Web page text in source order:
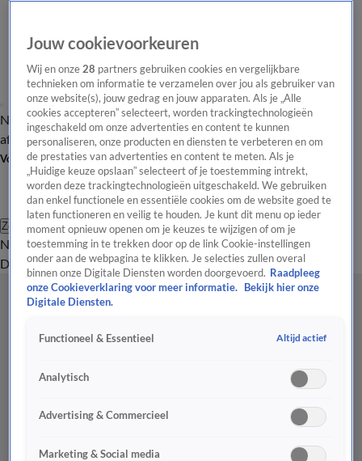
Nieuws van de DagOpinie van de Dag Onze categorieën Laatste
afleveringVideo's Nieuws van de Dag Podcast
Volg Nieuws van de Dag
Zoeken
Nieuws van de DagOpinie van de
Dag
Video'sUitzendingen PodcastPanelContact
Jouw cookievoorkeuren
Wij en onze28 partners gebruiken cookies en vergelijkbare
technieken om informatie te verzamelen over jou als gebruiker van
onze website(s), jouw gedrag en jouw apparaten. Als je „Alle
cookies accepteren” selecteert, worden trackingtechnologieën
ingeschakeld om onze advertenties en content te kunnen
personaliseren, onze producten en diensten te verbeteren en om
de prestaties van advertenties en content te meten. Als je
„Huidige keuze opslaan” selecteert of je toestemming intrekt,
worden deze trackingtechnologieën uitgeschakeld. We gebruiken
dan enkel functionele en essentiële cookies om de website goed te
laten functioneren en veilig te houden. Je kunt dit menu op ieder
moment opnieuw openen om je keuzes te wijzigen of om je
toestemming in te trekken door op de link Cookie-instellingen
onder aan de webpagina te klikken. Je selecties zullen overal
binnen onze Digitale Diensten worden doorgevoerd. Raadpleeg
onze Cookieverklaring voor meer informatie.
Bekijk hier onze
Digitale Diensten.
Functioneel & Essentieel Altijd actief
Analytisch
Advertising & Commercieel
Marketing & Social media